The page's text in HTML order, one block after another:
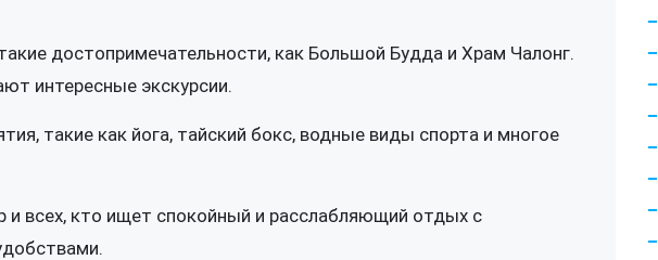
достопримечательности, как Большой Будда и Храм Чалонг.
интересные экскурсии.
такие как йога, тайский бокс, водные виды спорта и многое
и всех, кто ищет спокойный и расслабляющий отдых с